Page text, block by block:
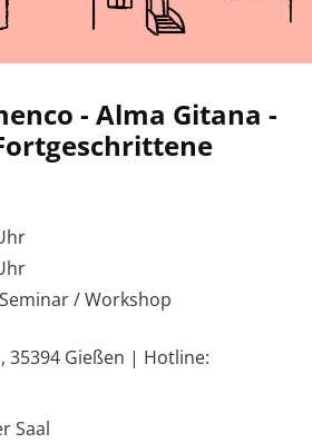
- Alma Gitana -
/ Workshop
, 35394 Gießen | Hotline:
Saal